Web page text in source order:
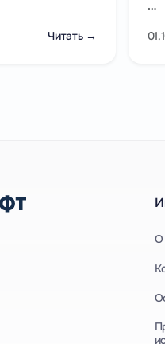
Читать →
…
О